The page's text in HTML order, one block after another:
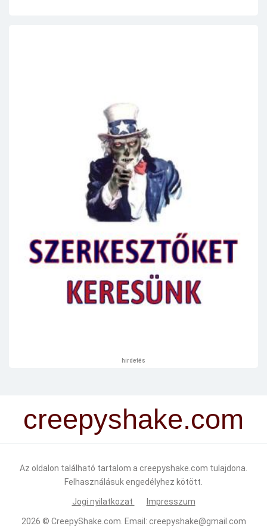
hirdetés
creepyshake.com
Az oldalon található tartalom a creepyshake.com tulajdona.
Felhasználásuk engedélyhez kötött.
Jogi nyilatkozat Impresszum
2026 © CreepyShake.com . Email: creepyshake@gmail.com